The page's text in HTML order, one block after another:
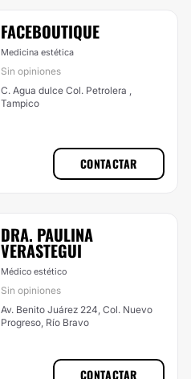
FACEBOUTIQUE
Medicina estética
Sin opiniones
C. Agua dulce Col. Petrolera ,
Tampico
CONTACTAR
DRA. PAULINA
VERASTEGUI
Médico estético
Sin opiniones
Av. Benito Juárez 224, Col. Nuevo
Progreso, Río Bravo
CONTACTAR